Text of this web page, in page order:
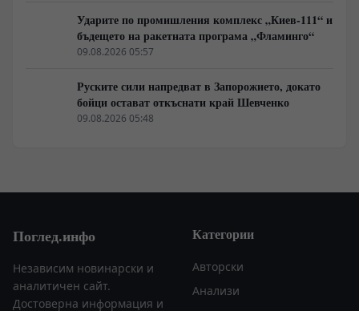
Ударите по промишления комплекс „Киев-111“ и
бъдещето на ракетната програма „Фламинго“
09.08.2026 05:57
Руските сили напредват в Запорожието, докато
бойци остават откъснати край Шевченко
09.08.2026 05:48
Поглед.инфо
Независим новинарски и
аналитичен сайт.
Достоверна информация и
Категории
Авторски
Анализи